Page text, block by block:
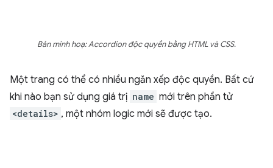
Bản minh hoạ: Accordion độc quyền bằng HTML và CSS.
Một trang có thể có nhiều ngăn xếp độc quyền. Bất cứ
khi nào bạn sử dụng giá trị name mới trên phần tử
<details> , một nhóm logic mới sẽ được tạo.